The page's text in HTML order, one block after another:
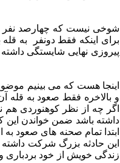
پیروزی نهایی شایستگی داشته
و بالاخره فقط صعود به قله
اگر چه از نظر کوهنوردی هم
داشته باشد ضمن خواندن این
ابتدا تمام صحنه های صعود به
این حادثه بزرگ شرکت داشته
زندگی خویش از خود بردباری